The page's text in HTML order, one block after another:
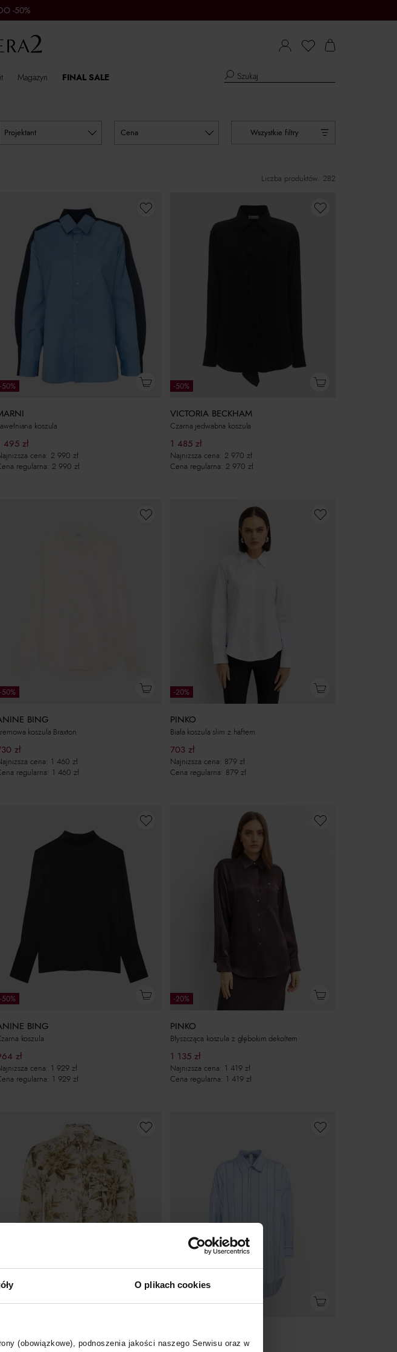
O plikach cookies
(obowiązkowe), podnoszenia jakości naszego Serwisu oraz w
-50%
Magazyn FINAL SALE
projektant cena Wszystkie filtry
Liczba produktów: 282
-50%
koszula
495 zł
cena: 2 990 zł
regularna: 2 990 zł
-50%
VICTORIA BECKHAM
Czarna jedwabna koszula
1 485zł
Najniższa cena: 2 970zł
Cena regularna: 2 970zł
-50%
BING
koszula Braxton
zł
cena: 1 460 zł
regularna: 1 460 zł
-20%
PINKO
Biała koszula slim z haftem
703zł
Najniższa cena: 879zł
Cena regularna: 879zł
-50%
BING
koszula
zł
cena: 1 929 zł
regularna: 1 929 zł
-20%
PINKO
Błyszcząca koszula z głębokim dekoltem
1 135zł
Najniższa cena: 1 419zł
Cena regularna: 1 419zł
-40%
z kwiatowym nadrukiem
-50%
Niebieska koszula w paski